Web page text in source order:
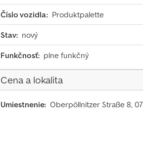
Číslo vozidla: Produktpalette
Stav: nový
Funkčnosť: plne funkčný
Cena a lokalita
Umiestnenie: Oberpöllnitzer Straße 8,